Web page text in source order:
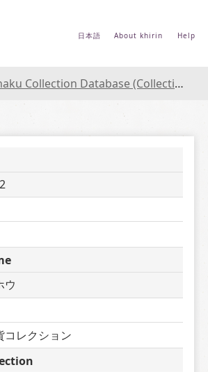
日本語 About khirin Help
Database (Collections Database of the National Museum of Japanese History)
ウ
コレクション